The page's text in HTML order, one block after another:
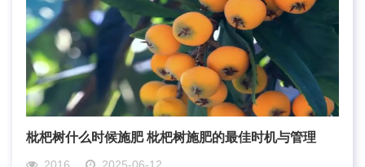
枇杷树什么时候施肥 枇杷树施肥的最佳时机与管理
2016 2025-06-12